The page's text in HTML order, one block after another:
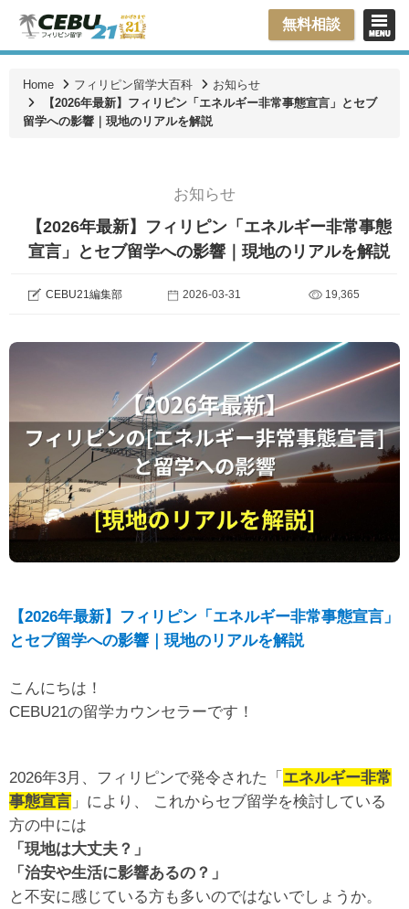
無料相談
Home フィリピン留学大百科
お知らせ
【2026年最新】フィリピン「エネルギー非常事態宣言」とセブ
留学への影響｜現地のリアルを解説
お知らせ
【2026年最新】フィリピン「エネルギー非常事態
宣言」とセブ留学への影響｜現地のリアルを解説
CEBU21編集部 2026-03-31 19,365
【2026年最新】フィリピン「エネルギー非常事態宣言」
とセブ留学への影響｜現地のリアルを解説
こんにちは！
CEBU21の留学カウンセラーです！
2026年3月、フィリピンで発令された「エネルギー非常
事態宣言 」により、 これからセブ留学を検討している
方の中には
「現地は大丈夫？」
「治安や生活に影響あるの？」
と不安に感じている方も多いのではないでしょうか。